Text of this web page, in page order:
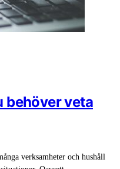
behöver veta
verksamheter och hushåll